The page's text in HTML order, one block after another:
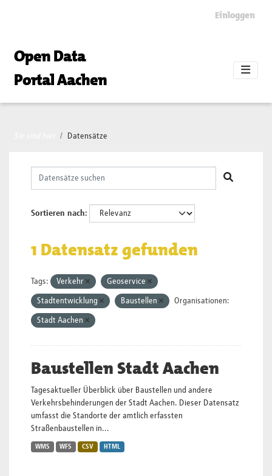
Einloggen
Open Data
Portal Aachen
Datensätze
Sortieren nach
1 Datensatz gefunden
Tags: Verkehr Geoservice
Stadtentwicklung Baustellen Organisationen:
Stadt Aachen
Baustellen Stadt Aachen
Tagesaktueller Überblick über Baustellen und andere
Verkehrsbehinderungen der Stadt Aachen. Dieser Datensatz
umfasst die Standorte der amtlich erfassten
Straßenbaustellen in...
WMS WFS CSV HTML